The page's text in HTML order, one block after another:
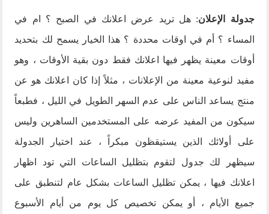
جدولة الإعلان: هل تريد عرض اعلانك في الصبح ؟ ام في
المساء ؟ أم في اوقات محددة ؟ هذا الخيار يسمح لك بتحديد
أوقات معينة يظهر فيها اعلانك فقط دون بقية الأوقات ، وهو
مفيد لنوعية معينة من الإعلانات ، مثلاً إذا كان اعلانك هو عن
منتج يساعد الناس على عدم السهر الطويل في الليل ، فطبعاً
سيكون من المفيد عرضه على المستخدمين الساهرين وليس
على أولائك الذين يستيقظون مبكراً ، عند اختيار الجدولة
سيظهر لك جدول لتقوم بتظليل الساعات التي تود اظهار
اعلانك فيها ، يمكن تظليل الساعات بشكل عام لتنطبق على
جميع الأيام ، أو يمكن تخصيص كل يوم من أيام الأسبوع